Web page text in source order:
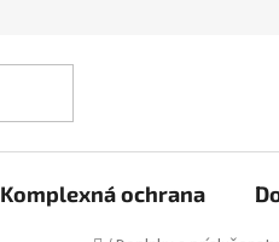
Komplexná ochrana